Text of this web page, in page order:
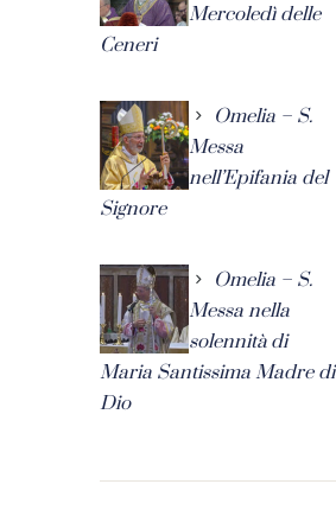
Mercoledì delle
Ceneri
Omelia – S.
Messa
nell’Epifania del
Signore
Omelia – S.
Messa nella
solennità di
Maria Santissima Madre di
Dio